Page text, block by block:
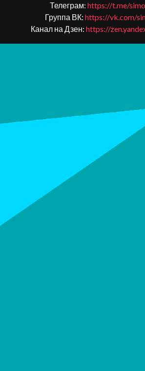
Телеграм: https://t.me/
Группа ВК: https://vk.com/
Канал на Дзен: https://